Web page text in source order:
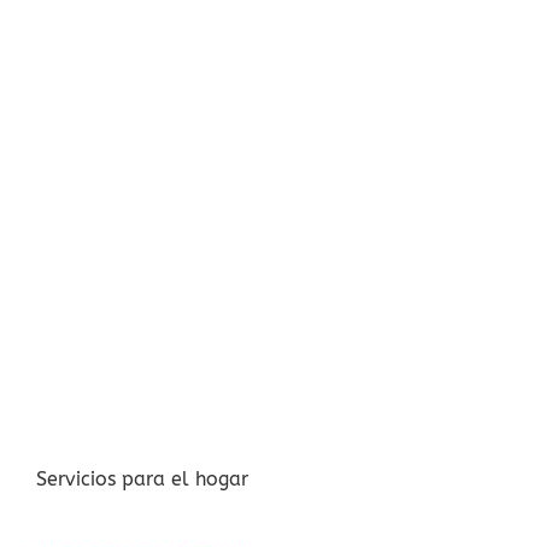
Servicios para el hogar